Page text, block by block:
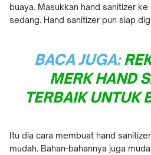
buaya. Masukkan hand sanitizer
sedang. Hand sanitizer pun siap
BACA JUGA:
MERK HAND
TERBAIK UNTUK
Itu dia cara membuat hand
mudah. Bahan-bahannya juga